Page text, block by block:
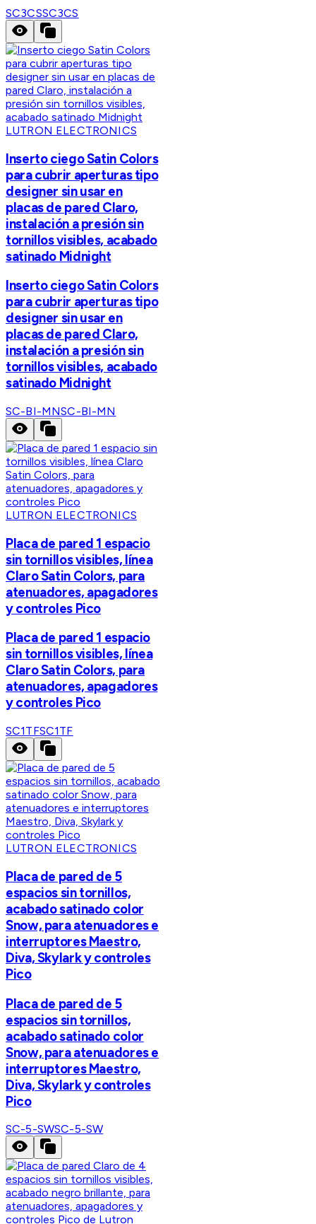
SC3CSSC3CS
LUTRON ELECTRONICS
Inserto ciego Satin Colors
para cubrir aperturas tipo
designer sin usar en
placas de pared Claro,
instalación a presión sin
tornillos visibles, acabado
satinado Midnight
Inserto ciego Satin Colors
para cubrir aperturas tipo
designer sin usar en
placas de pared Claro,
instalación a presión sin
tornillos visibles, acabado
satinado Midnight
SC-BI-MNSC-BI-MN
LUTRON ELECTRONICS
Placa de pared 1 espacio
sin tornillos visibles, línea
Claro Satin Colors, para
atenuadores, apagadores
y controles Pico
Placa de pared 1 espacio
sin tornillos visibles, línea
Claro Satin Colors, para
atenuadores, apagadores
y controles Pico
SC1TFSC1TF
LUTRON ELECTRONICS
Placa de pared de 5
espacios sin tornillos,
acabado satinado color
Snow, para atenuadores e
interruptores Maestro,
Diva, Skylark y controles
Pico
Placa de pared de 5
espacios sin tornillos,
acabado satinado color
Snow, para atenuadores e
interruptores Maestro,
Diva, Skylark y controles
Pico
SC-5-SWSC-5-SW